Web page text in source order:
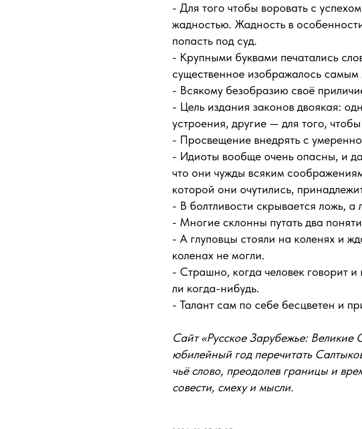
- Для того чтобы воровать с
жадностью. Жадность в
попасть под суд.
- Крупными буквами печатались
существенное изображалось
- Всякому безобразию своё
- Цель издания законов двоякая:
устроения, другие — для того,
- Просвещение внедрять с
- Идиоты вообще очень опасны, и
что они чужды всяким
которой они очутились,
- В болтливости скрывается ложь, а
- Многие склонны путать два
- А глуповцы стояли на коленях и
коленах не могли.
- Страшно, когда человек говорит и
ли когда-нибудь.
- Талант сам по себе бесцветен и
Сайт «Русское Зарубежье: Великие
юбилейный год перечитать
чьё слово, преодолев границы и
совести, смеху и мысли.